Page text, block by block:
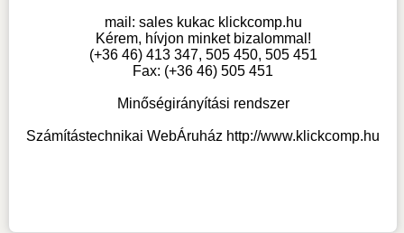
mail: sales kukac klickcomp.hu
Kérem, hívjon minket bizalommal!
(+36 46) 413 347, 505 450, 505 451
Fax: (+36 46) 505 451
Minőségirányítási rendszer
Számítástechnikai WebÁruház http://www.klickcomp.hu